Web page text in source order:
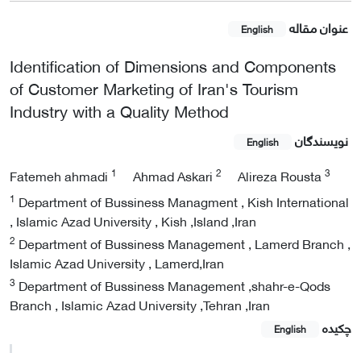
عنوان مقاله English
Identification of Dimensions and Components
of Customer Marketing of Iran's Tourism
Industry with a Quality Method
نویسندگان English
Fatemeh ahmadi 1 Ahmad Askari 2 Alireza Rousta3
1 Department of Bussiness Managment , Kish International
, Islamic Azad University , Kish ,Island ,Iran
2 Department of Bussiness Management , Lamerd Branch ,
Islamic Azad University , Lamerd,Iran
3 Department of Bussiness Management ,shahr-e-Qods
Branch , Islamic Azad University ,Tehran ,Iran
چکیده
English